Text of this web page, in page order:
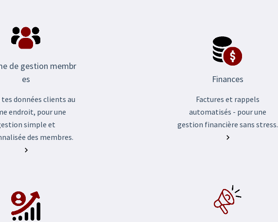
de gestion membr
es
données clients au
endroit, pour une
simple et
des membres.
Finances
Factures et rappels
automatisés - pour une
gestion financière sans stress.